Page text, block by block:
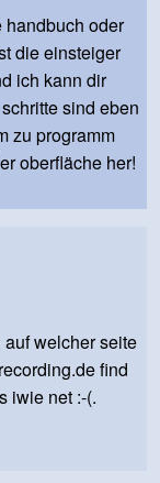
oder
die einsteiger
ich kann dir
sind eben
zu programm
oberfläche her!
auf welcher seite
find
iwie net :-(.